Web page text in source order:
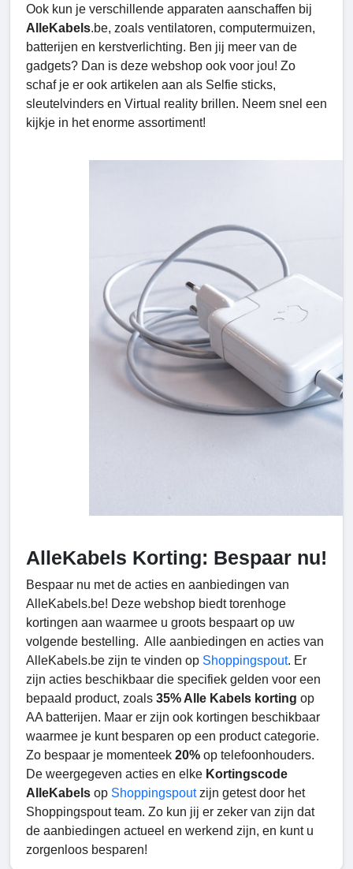
Ook kun je verschillende apparaten aanschaffen bij
AlleKabels.be, zoals ventilatoren, computermuizen,
batterijen en kerstverlichting. Ben jij meer van de
gadgets? Dan is deze webshop ook voor jou! Zo
schaf je er ook artikelen aan als Selfie sticks,
sleutelvinders en Virtual reality brillen. Neem snel een
kijkje in het enorme assortiment!
AlleKabels Korting: Bespaar nu!
Bespaar nu met de acties en aanbiedingen van
AlleKabels.be! Deze webshop biedt torenhoge
kortingen aan waarmee u groots bespaart op uw
volgende bestelling. Alle aanbiedingen en acties van
AlleKabels.be zijn te vinden op Shoppingspout. Er
zijn acties beschikbaar die specifiek gelden voor een
bepaald product, zoals 35% Alle Kabels korting op
AA batterijen. Maar er zijn ook kortingen beschikbaar
waarmee je kunt besparen op een product categorie.
Zo bespaar je momenteek 20% op telefoonhouders.
De weergegeven acties en elke Kortingscode
AlleKabels op Shoppingspoutzijn getest door het
Shoppingspout team. Zo kun jij er zeker van zijn dat
de aanbiedingen actueel en werkend zijn, en kunt u
zorgenloos besparen!